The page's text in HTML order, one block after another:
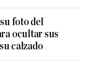
foto del
ocultar sus
calzado